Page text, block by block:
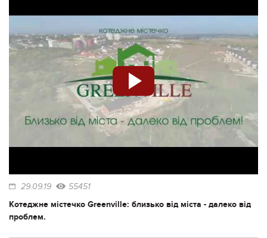
29.09.19 55451
Котеджне містечко Greenville: близько від міста - далеко від
проблем.